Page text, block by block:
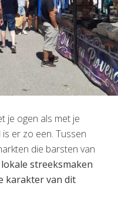
je ogen als met je
er zo een. Tussen
die barsten van
streeksmaken
karakter van dit